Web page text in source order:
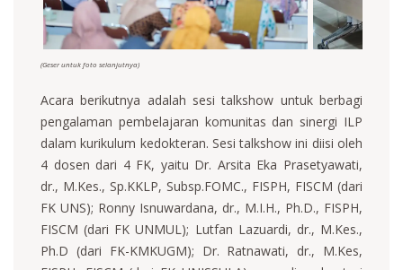
(Geser untuk foto selanjutnya)
Acara berikutnya adalah sesi talkshow untuk berbagi
pengalaman pembelajaran komunitas dan sinergi ILP
dalam kurikulum kedokteran. Sesi talkshow ini diisi oleh
4 dosen dari 4 FK, yaitu Dr. Arsita Eka Prasetyawati,
dr., M.Kes., Sp.KKLP, Subsp.FOMC., FISPH, FISCM (dari
FK UNS); Ronny Isnuwardana, dr., M.I.H., Ph.D., FISPH,
FISCM (dari FK UNMUL); Lutfan Lazuardi, dr., M.Kes.,
Ph.D (dari FK-KMKUGM); Dr. Ratnawati, dr., M.Kes,